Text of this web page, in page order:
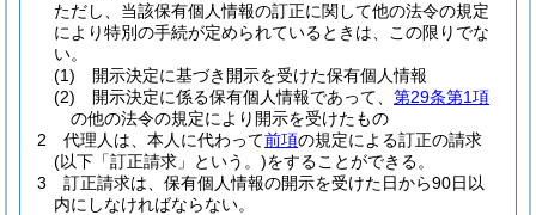
ただし、当該保有個人情報の訂正に関して他の法令の規定
により特別の手続が定められているときは、この限りでな
い。
(1)
開示決定に基づき開示を受けた保有個人情報
(2)
開示決定に係る保有個人情報であって、 第29条第1項
の他の法令の規定により開示を受けたもの
2
代理人は、本人に代わって前項の規定による訂正の請求
(以下「訂正請求」という。)をすることができる。
3
訂正請求は、保有個人情報の開示を受けた日から90日以
内にしなければならない。